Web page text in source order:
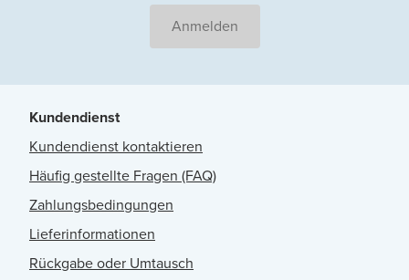
Anmelden
Kundendienst
Kundendienst kontaktieren
Häufig gestellte Fragen (FAQ)
Zahlungsbedingungen
Lieferinformationen
Rückgabe oder Umtausch